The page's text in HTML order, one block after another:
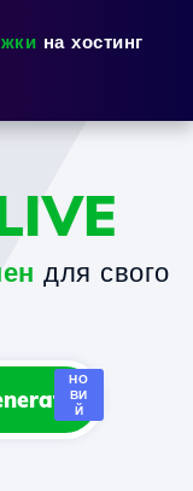
на хостинг
для свого
НО
ВИ
Й